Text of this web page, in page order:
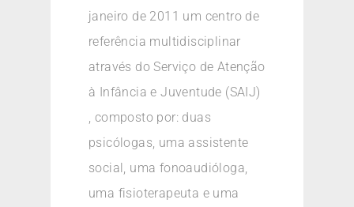
janeiro de 2011 um centro de
referência multidisciplinar
através do Serviço de Atenção
à Infância e Juventude (SAIJ)
, composto por: duas
psicólogas, uma assistente
social, uma fonoaudióloga,
uma fisioterapeuta e uma